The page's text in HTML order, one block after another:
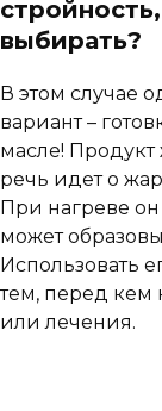
выбирать?
В этом случае
вариант –
масле!
речь идет о
При нагреве он
может
Использовать
тем, перед кем
или лечения.